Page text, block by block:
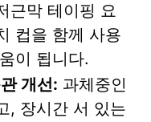
근막 테이핑 요
컵을 함께 사용
이 됩니다.
개선: 과체중인
, 장시간 서 있는